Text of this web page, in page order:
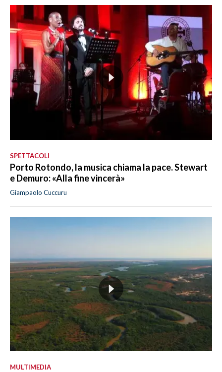
SPETTACOLI
Porto Rotondo, la musica chiama la pace. Stewart
e Demuro: «Alla fine vincerà»
Giampaolo Cuccuru
MULTIMEDIA